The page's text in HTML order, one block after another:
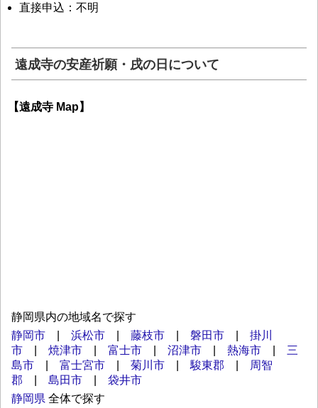
直接申込：不明
遠成寺の安産祈願・戌の日について
【遠成寺 Map】
静岡県内の地域名で探す
静岡市
浜松市 藤枝市 磐田市
掛川
市
焼津市 富士市 沼津市 熱海市
三
島市
富士宮市 菊川市 駿東郡
周智
郡
島田市
袋井市
静岡県 全体で探す